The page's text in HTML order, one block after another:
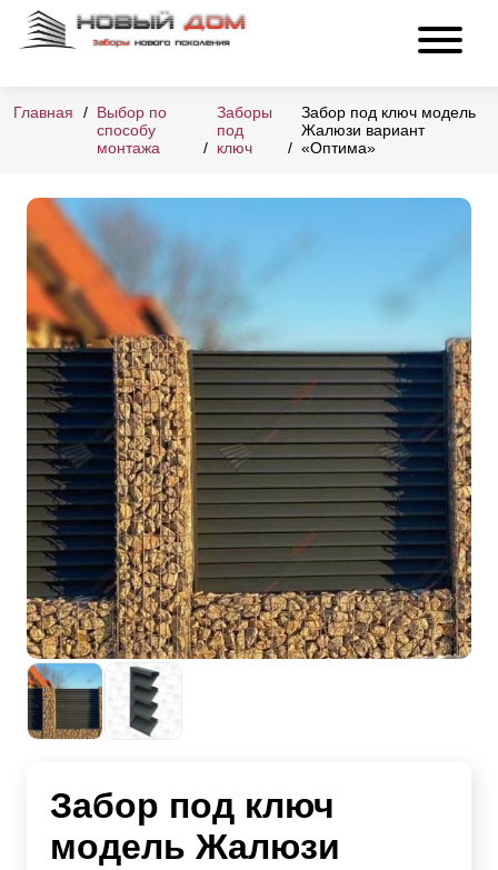
Главная
Выбор по
способу
монтажа
Заборы
под
ключ
Забор под ключ модель
Жалюзи вариант
«Оптима»
Забор под ключ
модель Жалюзи